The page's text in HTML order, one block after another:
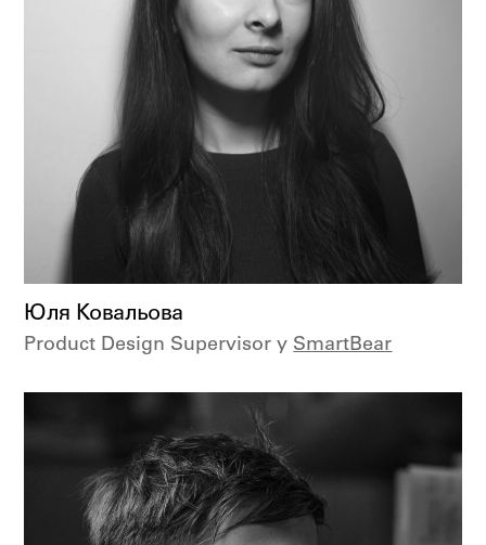
Юля Ковальова
Product Design Supervisor у SmartBear